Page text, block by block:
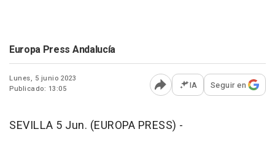
Europa Press Andalucía
Lunes, 5 junio 2023
Publicado: 13:05
Abrir opciones para
IA Seguir en
SEVILLA 5 Jun. (EUROPA PRESS) -